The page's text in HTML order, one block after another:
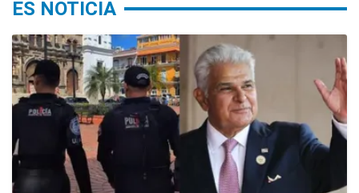
ES NOTICIA